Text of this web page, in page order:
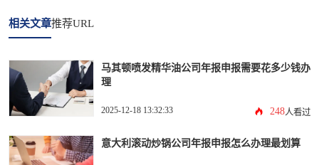
相关文章推荐URL
马其顿喷发精华油公司年报申报需要花多少钱办
理
2025-12-18 13:32:33 248人看过
意大利滚动炒锅公司年报申报怎么办理最划算